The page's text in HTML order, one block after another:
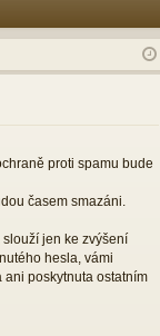
Q lá
sit
ist
ro
proti spamu bude
časem smazáni.
jen ke zvýšení
hesla, vámi
poskytnuta ostatním